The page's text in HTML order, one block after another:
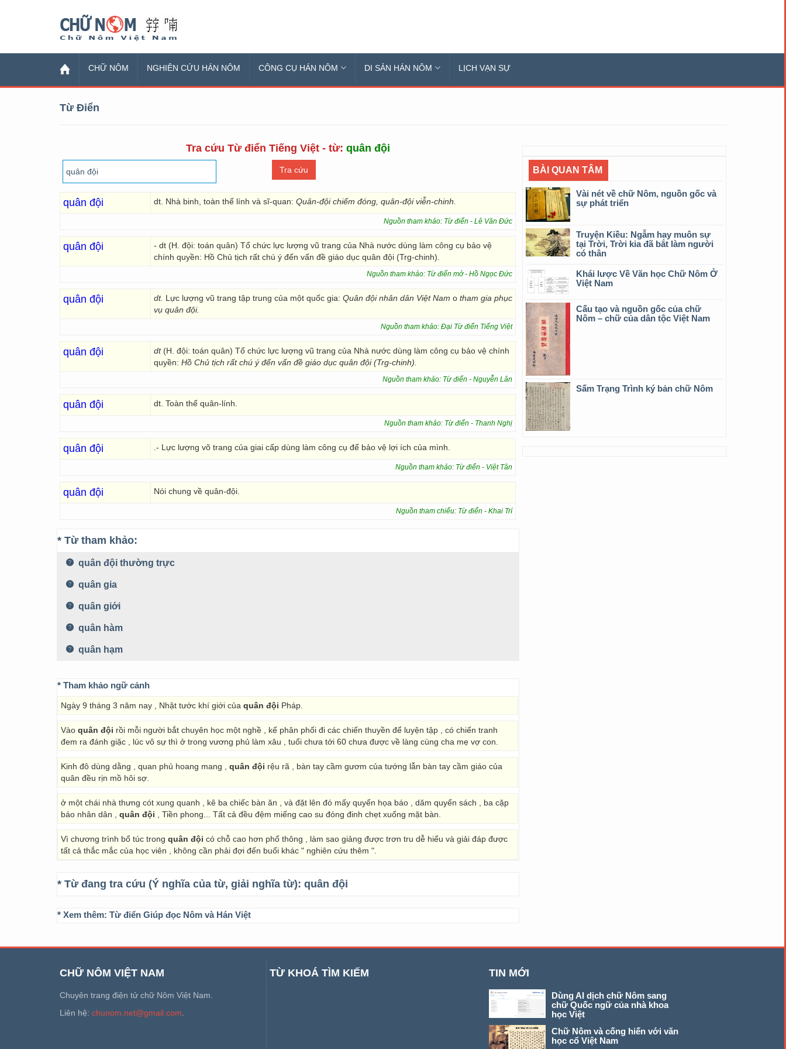
CHỮ NÔM NGHIÊN CỨU HÁN NÔM CÔNG CỤ HÁN NÔM DI SẢN HÁN NÔM LỊCH VẠN SỰ
Từ Điển
Tra cứu Từ điển Tiếng Việt - từ: quân đội
quân đội dt. Nhà binh, toàn thể lính và sĩ-quan: Quân-đội chiếm đóng, quân-đội viễn-chinh.
Nguồn tham khảo: Từ điển - Lê Văn Đức
quân đội
- dt (H. đội: toán quân) Tổ chức lực lượng vũ trang của Nhà nước dùng làm công cụ bảo vệ
chính quyền: Hồ Chủ tịch rất chú ý đến vấn đề giáo dục quân đội (Trg-chinh).
Nguồn tham khảo: Từ điển mở - Hồ Ngọc Đức
quân đội dt. Lực lượng vũ trang tập trung của một quốc gia: Quân đội nhân dân Việt Nam o tham gia phục
vụ quân đội.
Nguồn tham khảo: Đại Từ điển Tiếng Việt
quân đội dt (H. đội: toán quân) Tổ chức lực lượng vũ trang của Nhà nước dùng làm công cụ bảo vệ chính
quyền: Hồ Chủ tịch rất chú ý đến vấn đề giáo dục quân đội (Trg-chinh).
Nguồn tham khảo: Từ điển - Nguyễn Lân
quân đội dt. Toàn thể quân-lính.
Nguồn tham khảo: Từ điển - Thanh Nghị
quân đội .- Lực lượng võ trang của giai cấp dùng làm công cụ để bảo vệ lợi ích của mình.
Nguồn tham khảo: Từ điển - Việt Tân
quân đội Nói chung về quân-đội.
Nguồn tham chiếu: Từ điển - Khai Trí
* Từ tham khảo:
quân đội thường trực
quân gia
quân giới
quân hàm
quân hạm
* Tham khảo ngữ cảnh
Ngày 9 tháng 3 năm nay , Nhật tước khí giới của quân đội Pháp.
Vào quân đội rồi mỗi người bắt chuyên học một nghề , kế phân phối đi các chiến thuyền để luyện tập , có chiến tranh
đem ra đánh giặc , lúc vô sự thì ở trong vương phủ làm xâu , tuổi chưa tới 60 chưa được về làng cùng cha mẹ vợ con.
Kinh đô dùng dằng , quan phủ hoang mang , quân đội rệu rã , bàn tay cầm gươm của tướng lẫn bàn tay cầm giáo của
quân đều rịn mồ hôi sợ.
ở một chái nhà thưng cót xung quanh , kê ba chiếc bàn ăn , và đặt lên đó mấy quyển họa báo , dăm quyển sách , ba cặp
báo nhân dân , quân đội , Tiền phong... Tất cả đều đệm miếng cao su đóng đinh chẹt xuống mặt bàn.
Vì chương trình bổ túc trong quân đội có chỗ cao hơn phổ thông , làm sao giảng được trơn tru dễ hiểu và giải đáp được
tất cả thắc mắc của học viên , không cần phải đợi đến buổi khác " nghiên cứu thêm ".
* Từ đang tra cứu (Ý nghĩa của từ, giải nghĩa từ): quân đội
* Xem thêm: Từ điển Giúp đọc Nôm và Hán Việt
BÀI QUAN TÂM
Vài nét về chữ Nôm, nguồn gốc và
sự phát triển
Truyện Kiều: Ngẫm hay muôn sự
tại Trời, Trời kia đã bắt làm người
có thân
Khái lược Về Văn học Chữ Nôm Ở
Việt Nam
Cấu tạo và nguồn gốc của chữ
Nôm – chữ của dân tộc Việt Nam
Sấm Trạng Trình ký bản chữ Nôm
CHỮ NÔM VIỆT NAM
Chuyên trang điện tử chữ Nôm Việt Nam.
Liên hệ: chunom.net@gmail.com
TỪ KHOÁ TÌM KIẾM TIN MỚI
Dùng AI dịch chữ Nôm sang
chữ Quốc ngữ của nhà khoa
học Việt
Chữ Nôm và cống hiến với văn
học cổ Việt Nam